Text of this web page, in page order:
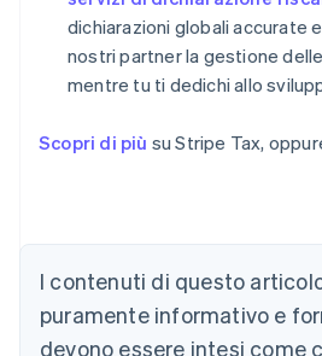
dichiarazioni globali accurate
nostri partner la gestione
mentre tu ti dedichi allo
Scopri di più su Stripe Tax,
I contenuti di questo
puramente informativo e
devono essere intesi come
Australia